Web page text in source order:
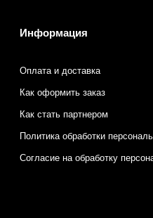
Информация
Оплата и доставка
Как оформить заказ
Как стать партнером
Политика обработки
Согласие на обработку